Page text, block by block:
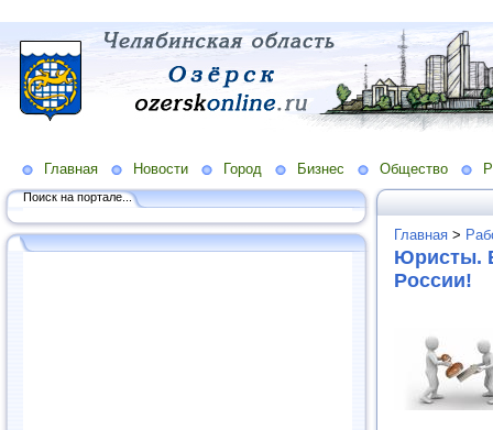
Главная Новости Город Бизнес Общество
Поиск на портале...
Главная >
Юристы.
России!